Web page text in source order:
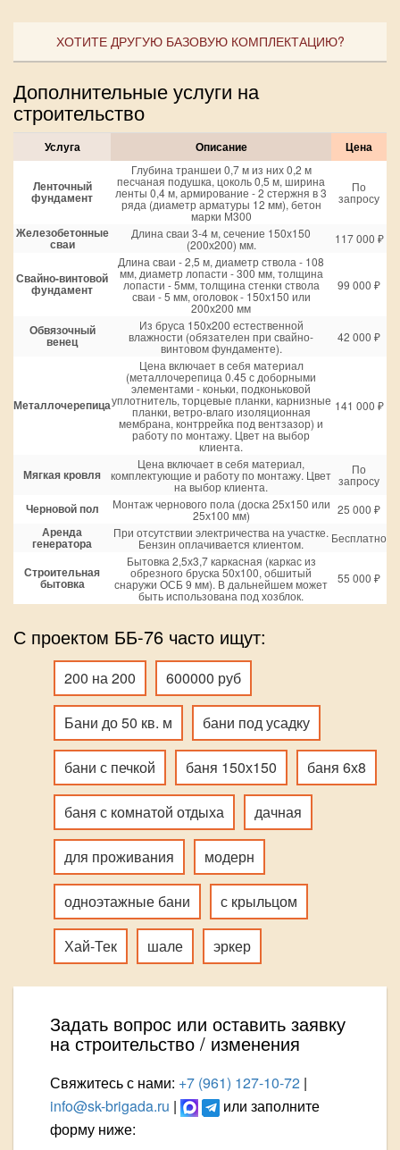
ХОТИТЕ ДРУГУЮ БАЗОВУЮ КОМПЛЕКТАЦИЮ?
Дополнительные услуги на
строительство
Услуга Описание Цена
Ленточный
фундамент
Глубина траншеи 0,7 м из них 0,2 м
песчаная подушка, цоколь 0,5 м, ширина
ленты 0,4 м, армирование - 2 стержня в 3
ряда (диаметр арматуры 12 мм), бетон
марки М300
По
запросу
Железобетонные
сваи
Длина сваи 3-4 м, сечение 150х150
(200х200) мм. 117 000 ₽
Свайно-винтовой
фундамент
Длина сваи - 2,5 м, диаметр ствола - 108
мм, диаметр лопасти - 300 мм, толщина
лопасти - 5мм, толщина стенки ствола
сваи - 5 мм, оголовок - 150х150 или
200х200 мм
99 000 ₽
Обвязочный
венец
Из бруса 150х200 естественной
влажности (обязателен при свайно-
винтовом фундаменте).
42 000 ₽
Металлочерепица
Цена включает в себя материал
(металлочерепица 0.45 с доборными
элементами - коньки, подконьковой
уплотнитель, торцевые планки, карнизные
планки, ветро-влаго изоляционная
мембрана, контррейка под вентзазор) и
работу по монтажу. Цвет на выбор
клиента.
141 000 ₽
Мягкая кровля
Цена включает в себя материал,
комплектующие и работу по монтажу. Цвет
на выбор клиента.
По
запросу
Черновой пол Монтаж чернового пола (доска 25х150 или
25х100 мм) 25 000 ₽
Аренда
генератора
При отсутствии электричества на участке.
Бензин оплачивается клиентом. Бесплатно
Строительная
бытовка
Бытовка 2,5х3,7 каркасная (каркас из
обрезного бруска 50х100, обшитый
снаружи ОСБ 9 мм). В дальнейшем может
быть использована под хозблок.
55 000 ₽
С проектом ББ-76 часто ищут:
200 на 200 600000 руб
Бани до 50 кв. м бани под усадку
бани с печкой баня 150х150 баня 6х8
баня с комнатой отдыха дачная
для проживания модерн
одноэтажные бани с крыльцом
Хай-Тек шале эркер
Задать вопрос или оставить заявку
на строительство / изменения
Свяжитесь с нами: +7 (961) 127-10-72 |
info@sk-brigada.ru |
или заполните
форму ниже: